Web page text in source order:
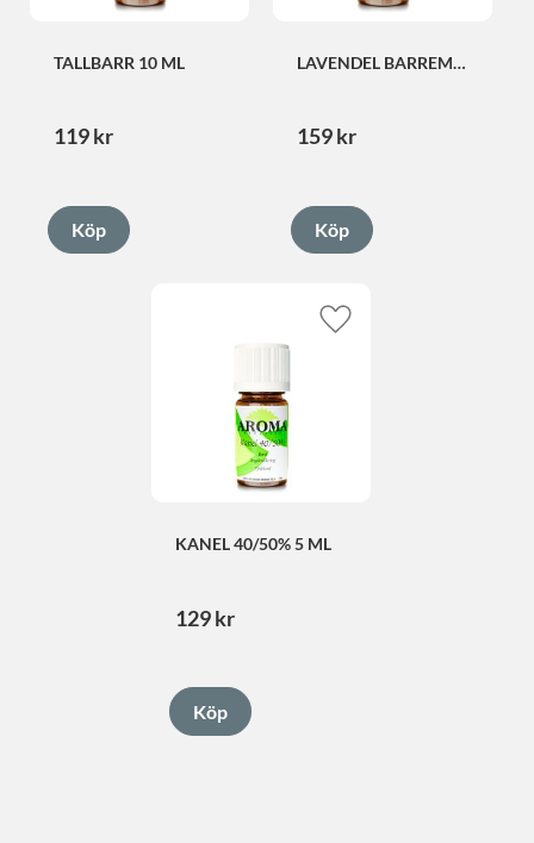
TALLBARR 10 ML
119kr
LAVENDEL BARREME
159kr
KANEL 40/50% 5 ML
129kr
Lägg till i favoriter